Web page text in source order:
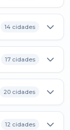
14 cidades
17 cidades
20 cidades
12 cidades